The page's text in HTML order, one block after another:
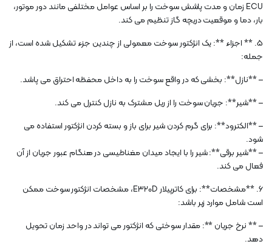
ECU زمان و مدت پاشش سوخت را بر اساس عوامل مختلفی مانند دور موتور،
بار، دما و موقعیت دریچه گاز تنظیم می کند.
5. ** اجزاء **: یک انژکتور سوخت معمولی از چندین جزء تشکیل شده است، از
جمله:
– **نازل**: بخشی که در واقع سوخت را به داخل محفظه احتراق می پاشد.
– **شیر**: جریان سوخت را از ریل مشترک به نازل کنترل می کند.
– **الکترود**: برای گرم کردن شیر برای باز و بسته کردن انژکتور استفاده می
شود.
– **شیر برقی**: شیر را با ایجاد میدان مغناطیسی در هنگام عبور جریان از آن
فعال می کند.
6. **مشخصات**: برای کاترپیلار E320D، مشخصات انژکتور سوخت ممکن
است شامل موارد زیر باشد:
– ** نرخ جریان **: مقدار سوختی که انژکتور می تواند در واحد زمان تحویل
دهد.